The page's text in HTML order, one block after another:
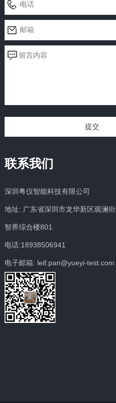
提交
联系我们
深圳粤仪智能科技有限公司
地址: 广东省深圳市龙华新区观澜
智界综合楼801
电话:18938506941
电子邮箱: leif.pan@yueyi-test.com